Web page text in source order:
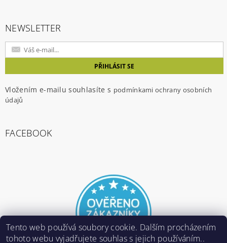
NEWSLETTER
Vložením e-mailu souhlasíte s podmínkami ochrany osobních
údajů
FACEBOOK
Tento web používá soubory cookie. Dalším procházením
tohoto webu vyjadřujete souhlas s jejich používáním..